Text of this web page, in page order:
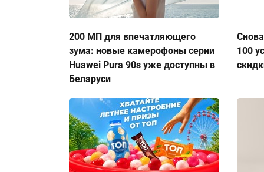
200 МП для впечатляющего
зума: новые камерофоны серии
Huawei Pura 90s уже доступны в
Беларуси
100